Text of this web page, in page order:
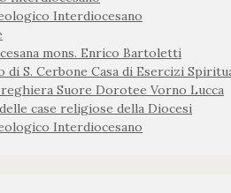
Interdiocesano
mons. Enrico Bartoletti
di S. Cerbone Casa di Esercizi
Suore Dorotee Vorno Lucca
case religiose della Diocesi
Interdiocesano